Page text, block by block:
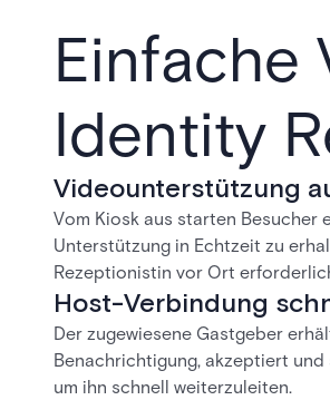
Einfache
Identity
Videounterstützung
Vom Kiosk aus starten Besucher
Unterstützung in Echtzeit zu
Rezeptionistin vor Ort
Host-Verbindung
Der zugewiesene Gastgeber
Benachrichtigung, akzeptiert
um ihn schnell weiterzuleiten.